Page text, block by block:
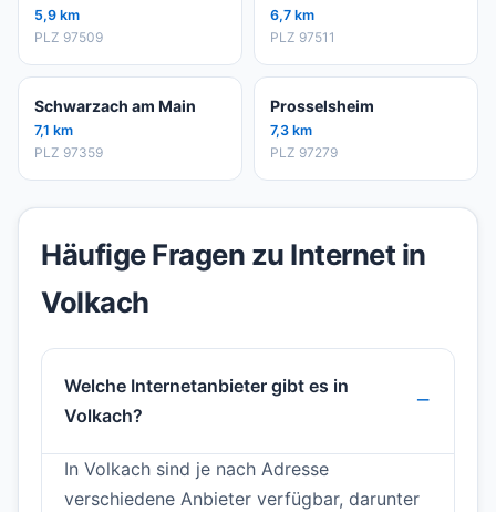
5,9 km
PLZ 97509
6,7 km
PLZ 97511
Schwarzach am Main
7,1 km
PLZ 97359
Prosselsheim
7,3 km
PLZ 97279
Häufige Fragen zu Internet in
Volkach
Welche Internetanbieter gibt es in
Volkach?
In Volkach sind je nach Adresse
verschiedene Anbieter verfügbar, darunter